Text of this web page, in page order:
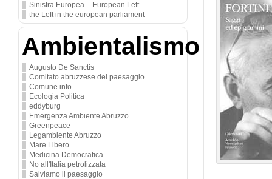
Sinistra Europea – European Left
the Left in the european parliament
Ambientalismo
Augusto De Sanctis
Comitato abruzzese del paesaggio
Comune info
Ecologia Politica
eddyburg
Emergenza Ambiente Abruzzo
Greenpeace
Legambiente Abruzzo
Mare Libero
Medicina Democratica
No all'Italia petrolizzata
Salviamo il paesaggio